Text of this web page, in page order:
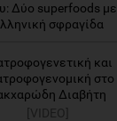
Δύο superfoods με
σφραγίδα
και
στο
Διαβήτη
[VIDEO]